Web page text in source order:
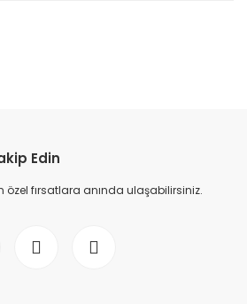
Edin
fırsatlara anında ulaşabilirsiniz.